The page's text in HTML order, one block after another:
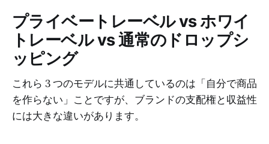
プライベートレーベル vs ホワイ
トレーベル vs 通常のドロップシ
ッピング
これら 3 つのモデルに共通しているのは「自分で商品
を作らない」ことですが、ブランドの支配権と収益性
には大きな違いがあります。